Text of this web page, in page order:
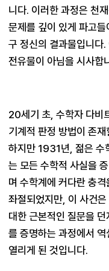
니다. 이러한 과정은 천
문제를 깊이 있게 파고
구 정신의 결과물입니다
전유물이 아님을 시사합
20세기 초, 수학자 다비
기계적 판정 방법이 존
하지만 1931년, 젊은 수
는 모든 수학적 사실을
며 수학계에 커다란 충
좌절되었지만, 이 사건
대한 근본적인 질문을
를 증명하는 과정에서
열리게 된 것입니다.